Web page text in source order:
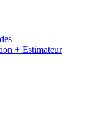
+ Estimateur